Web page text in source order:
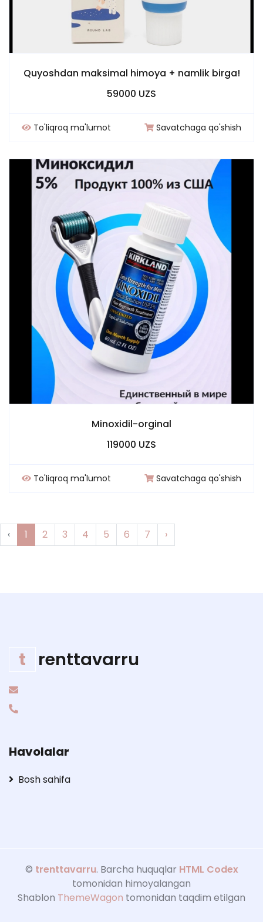
Quyoshdan maksimal himoya + namlik birga!
59000 UZS
To'liqroq ma'lumot Savatchaga qo'shish
Minoxidil-orginal
119000 UZS
To'liqroq ma'lumot Savatchaga qo'shish
‹ 1 2 3 4 5 6 7 ›
t renttavarru
Havolalar
Bosh sahifa
© trenttavarru. Barcha huquqlar HTML Codex
tomonidan himoyalangan
Shablon ThemeWagon tomonidan taqdim etilgan